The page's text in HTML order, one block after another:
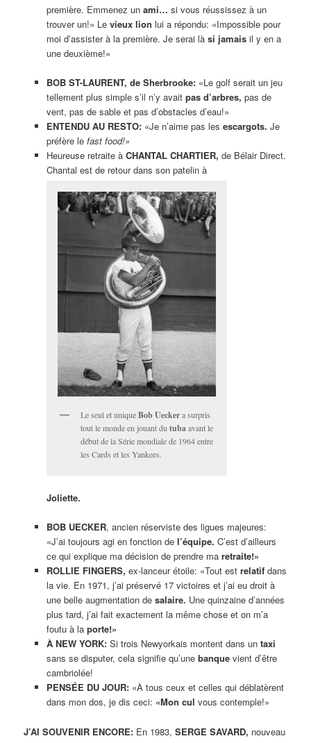
première. Emmenez un ami… si vous réussissez à un
trouver un!» Le vieux lion lui a répondu: «Impossible pour
moi d’assister à la première. Je serai là si jamaisil y en a
une deuxième!»
BOB ST-LAURENT, de Sherbrooke: «Le golf serait un jeu
tellement plus simple s’il n’y avait pas d’arbres, pas de
vent, pas de sable et pas d’obstacles d’eau!»
ENTENDU AU RESTO: «Je n’aime pas les escargots. Je
préfère le fast food!»
Heureuse retraite à CHANTAL CHARTIER, de Bélair Direct.
Chantal est de retour dans son patelin à
Le seul et uniqueBob Ueckera surpris
tout le monde en jouant du tuba avant le
début de la Série mondiale de 1964 entre
les Cards et les Yankees.
Joliette.
BOB UECKER, ancien réserviste des ligues majeures:
«J’ai toujours agi en fonction de l’équipe. C’est d’ailleurs
ce qui explique ma décision de prendre ma retraite!»
ROLLIE FINGERS, ex-lanceur étoile: «Tout est relatifdans
la vie. En 1971, j’ai préservé 17 victoires et j’ai eu droit à
une belle augmentation de salaire. Une quinzaine d’années
plus tard, j’ai fait exactement la même chose et on m’a
foutu à la porte!»
À NEW YORK: Si trois Newyorkais montent dans un taxi
sans se disputer, cela signifie qu’une banquevient d’être
cambriolée!
PENSÉE DU JOUR: «À tous ceux et celles qui déblatèrent
dans mon dos, je dis ceci: «Mon cul vous contemple!»
J’AI SOUVENIR ENCORE: En 1983,SERGE SAVARD, nouveau